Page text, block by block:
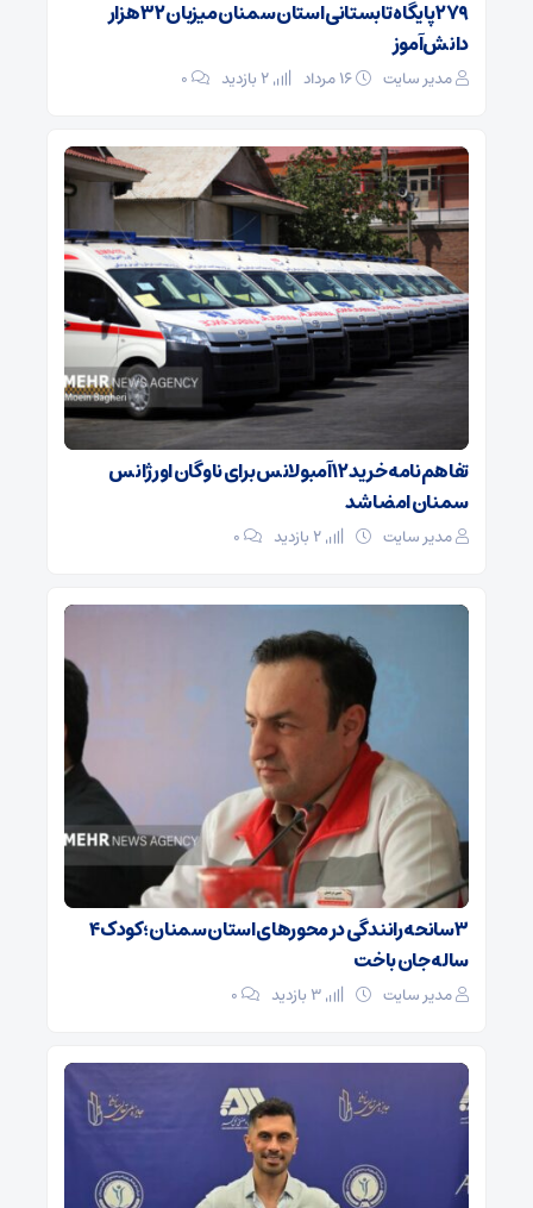
۲۷۹ پایگاه تابستانی استان سمنان میزبان ۳۲ هزار
دانش‌آموز
مدیر سایت ۰
تفاهم‌نامه خرید ۱۲ آمبولانس برای ناوگان اورژانس
سمنان امضا شد
مدیر سایت ۰
۳ سانحه رانندگی در محورهای استان سمنان؛ کودک ۴
ساله جان باخت
مدیر سایت ۰